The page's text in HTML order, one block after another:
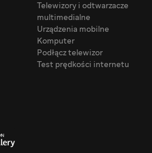
Telewizory i odtwarzacze
multimedialne
Urządzenia mobilne
Komputer
Podłącz telewizor
Test prędkości internetu